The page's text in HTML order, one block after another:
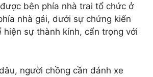
bên phía nhà trai tổ chức ở
nhà gái, dưới sự chứng kiến
hiện sự thành kính, cẩn trọng với
người chồng cần đánh xe